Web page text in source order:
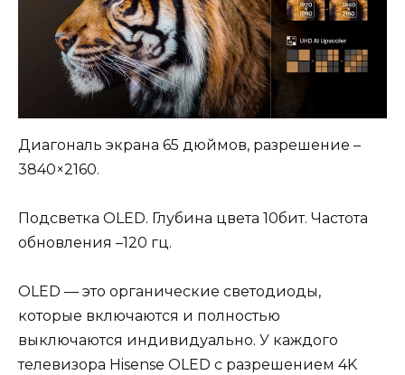
Диагональ экрана 65 дюймов, разрешение –
3840×2160.
Подсветка OLED. Глубина цвета 10бит. Частота
обновления –120 гц.
OLED — это органические светодиоды,
которые включаются и полностью
выключаются индивидуально. У каждого
телевизора Hisense OLED с разрешением 4K